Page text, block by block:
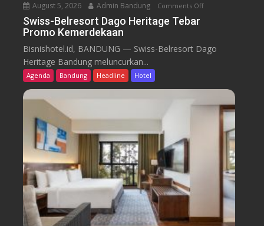
August 5, 2026 Admin Bandung Comments Offo
B
Swiss-Belresort Dago Heritage Tebar
Promo Kemerdekaan
Bisnishotel.id, BANDUNG — Swiss-Belresort Dago
Heritage Bandung meluncurkan...
Agenda Bandung Headline Hotel